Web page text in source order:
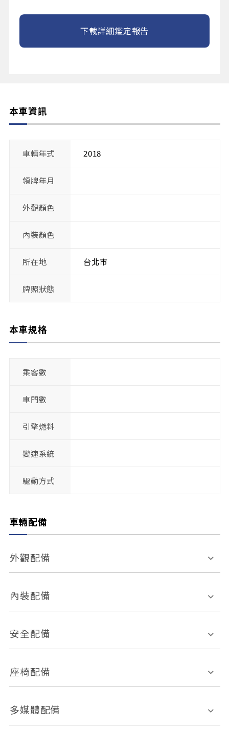
下載詳細鑑定報告
本車資訊
車輛年式 2018
領牌年月
外觀顏色
內裝顏色
所在地 台北市
牌照狀態
本車規格
乘客數
車門數
引擎燃料
變速系統
驅動方式
車輛配備
外觀配備
電動天窗
後視鏡方向指示燈
內裝配備
多功能方向盤
恆溫空調
安全配備
前座正面氣囊
ABS防鎖死
座椅配備
皮椅
多媒體配備